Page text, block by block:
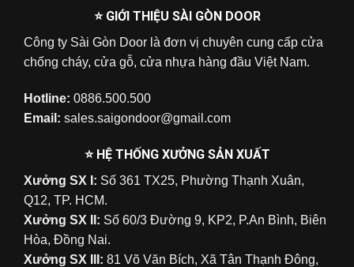
⭐ GIỚI THIỆU SÀI GÒN DOOR
Công ty Sài Gòn Door là đơn vị chuyên cung cấp cửa
chống cháy, cửa gỗ, cửa nhựa hàng đầu Việt Nam.
Hotline: 0886.500.500
Email: sales.saigondoor@gmail.com
⭐ HỆ THỐNG XƯỞNG SẢN XUẤT
Xưởng SX I: Số 361 TX25, Phường Thạnh Xuân,
Q12, TP. HCM.
Xưởng SX II: Số 60/3 Đường 9, KP2, P.An Bình, Biên
Hòa, Đồng Nai.
Xưởng SX III: 81 Võ Văn Bích, Xã Tân Thạnh Đông,